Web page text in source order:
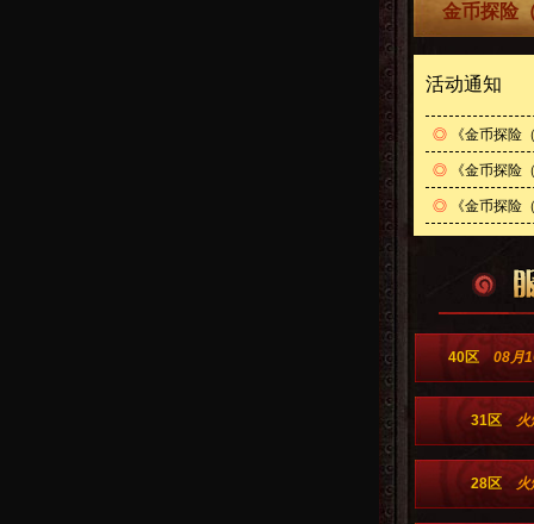
金币探险
活动通知
◎ 《金币探险
◎ 《金币探险
◎ 《金币探险
40区 08月
31区
28区